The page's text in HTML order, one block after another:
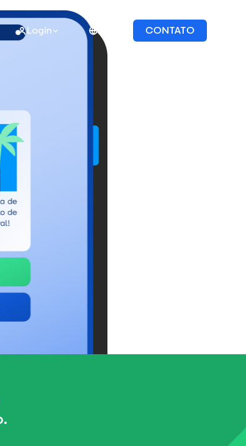
Login CONTATO
Tenha uma conversa dinâmica e inteligente e
atendentes humanos sempre que precisar.